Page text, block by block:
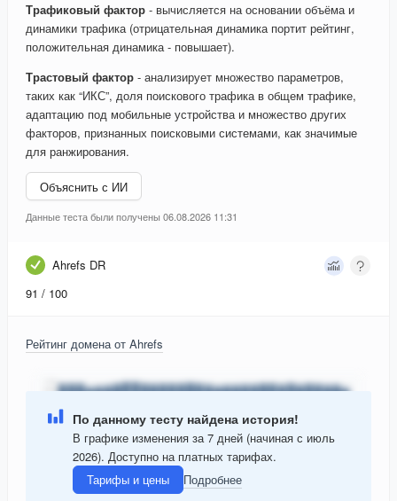
Трафиковый фактор - вычисляется на основании объёма и
динамики трафика (отрицательная динамика портит рейтинг,
положительная динамика - повышает).
Трастовый фактор - анализирует множество параметров,
таких как “ИКС”, доля поискового трафика в общем трафике,
адаптацию под мобильные устройства и множество других
факторов, признанных поисковыми системами, как значимые
для ранжирования.
Объяснить с ИИ
Данные теста были получены 06.08.2026 11:31
Ahrefs DR
91 / 100
Рейтинг домена от Ahrefs
По данному тесту найдена история!
В графике изменения за 7 дней (начиная с июль
2026). Доступно на платных тарифах.
Тарифы и цены
Подробнее